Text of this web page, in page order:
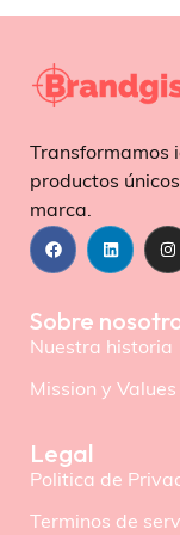
Transformamos
productos
marca.
Sobre
Nuestra historia
Mission y Values
Legal
Politica de
Terminos de